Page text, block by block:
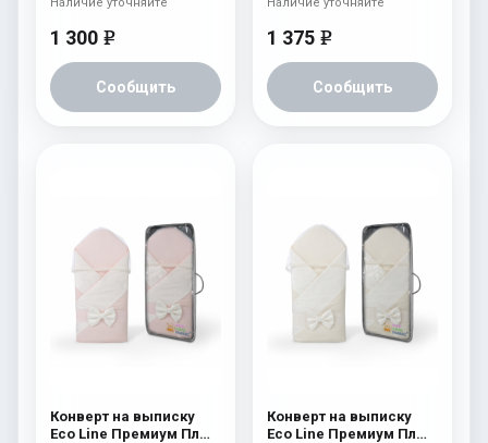
1 300 e
Сообщить
1 375 e
Сообщить
Конверт на выписку
Eco Line Премиум Плюс
Конверт на выписку
Eco Line Премиум Плюс